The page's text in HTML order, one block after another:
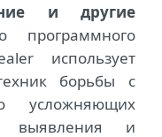
и другие
программного
использует
борьбы с
усложняющих
выявления и